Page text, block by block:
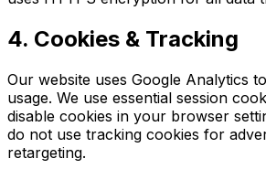
4. Cookies & Tracking
Our website uses Google Analytics
usage. We use essential session
disable cookies in your browser
do not use tracking cookies for
retargeting.